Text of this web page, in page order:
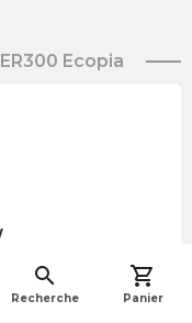
search
Recherche
shopping_cart
Panier
Ecopia
arrow_forward
navigate_before